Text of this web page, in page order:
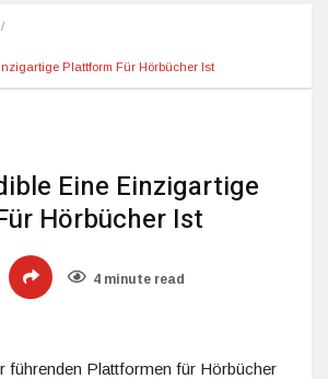
Plattform Für Hörbücher Ist
Eine Einzigartige
Hörbücher Ist
4 minute read
führenden Plattformen für Hörbücher